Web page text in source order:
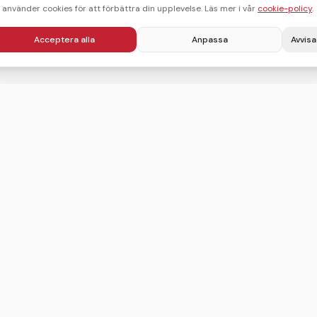
använder cookies för att förbättra din upplevelse. Läs mer i vår cookie-policy.
Acceptera alla Anpassa Avvisa